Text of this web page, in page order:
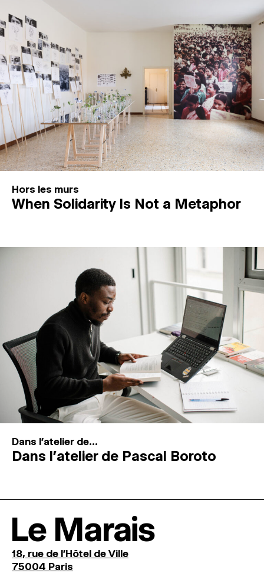
Hors les murs
When Solidarity Is Not a Metaphor
Dans l'atelier de...
Dans l’atelier de Pascal Boroto
Le Marais
18, rue de l'Hôtel de Ville
75004 Paris